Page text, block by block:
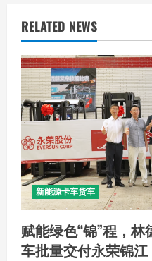
RELATED NEWS
新能源卡车货车
赋能绿色“锦”程，
车批量交付永荣锦江